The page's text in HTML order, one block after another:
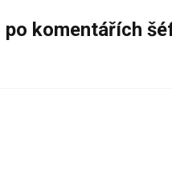
komentářích